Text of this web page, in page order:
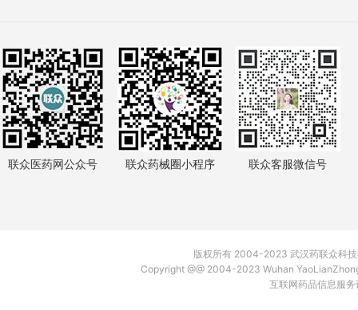
联众医药网公众号 联众药械圈小程序 联众客服微信号
版权所有 2004-2023 武汉药联众科
Copyright @@ 2004-2023 Wuhan
互联网药品信息服